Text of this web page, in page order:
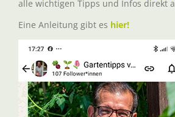
alle wichtigen Tipps und Infos direkt
Eine Anleitung gibt es hier!